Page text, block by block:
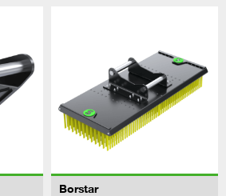
Borstar